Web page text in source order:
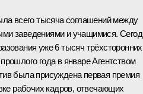
всего тысяча соглашений между
заведениями и учащимися.
уже 6 тысяч трёхсторонних
года в январе Агентством
была присуждена первая премия
рабочих кадров, отвечающих